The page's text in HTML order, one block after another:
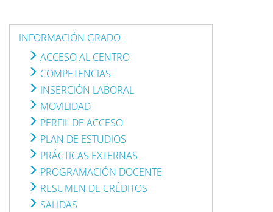
INFORMACIÓN GRADO
ACCESO AL CENTRO
COMPETENCIAS
INSERCIÓN LABORAL
MOVILIDAD
PERFIL DE ACCESO
PLAN DE ESTUDIOS
PRÁCTICAS EXTERNAS
PROGRAMACIÓN DOCENTE
RESUMEN DE CRÉDITOS
SALIDAS